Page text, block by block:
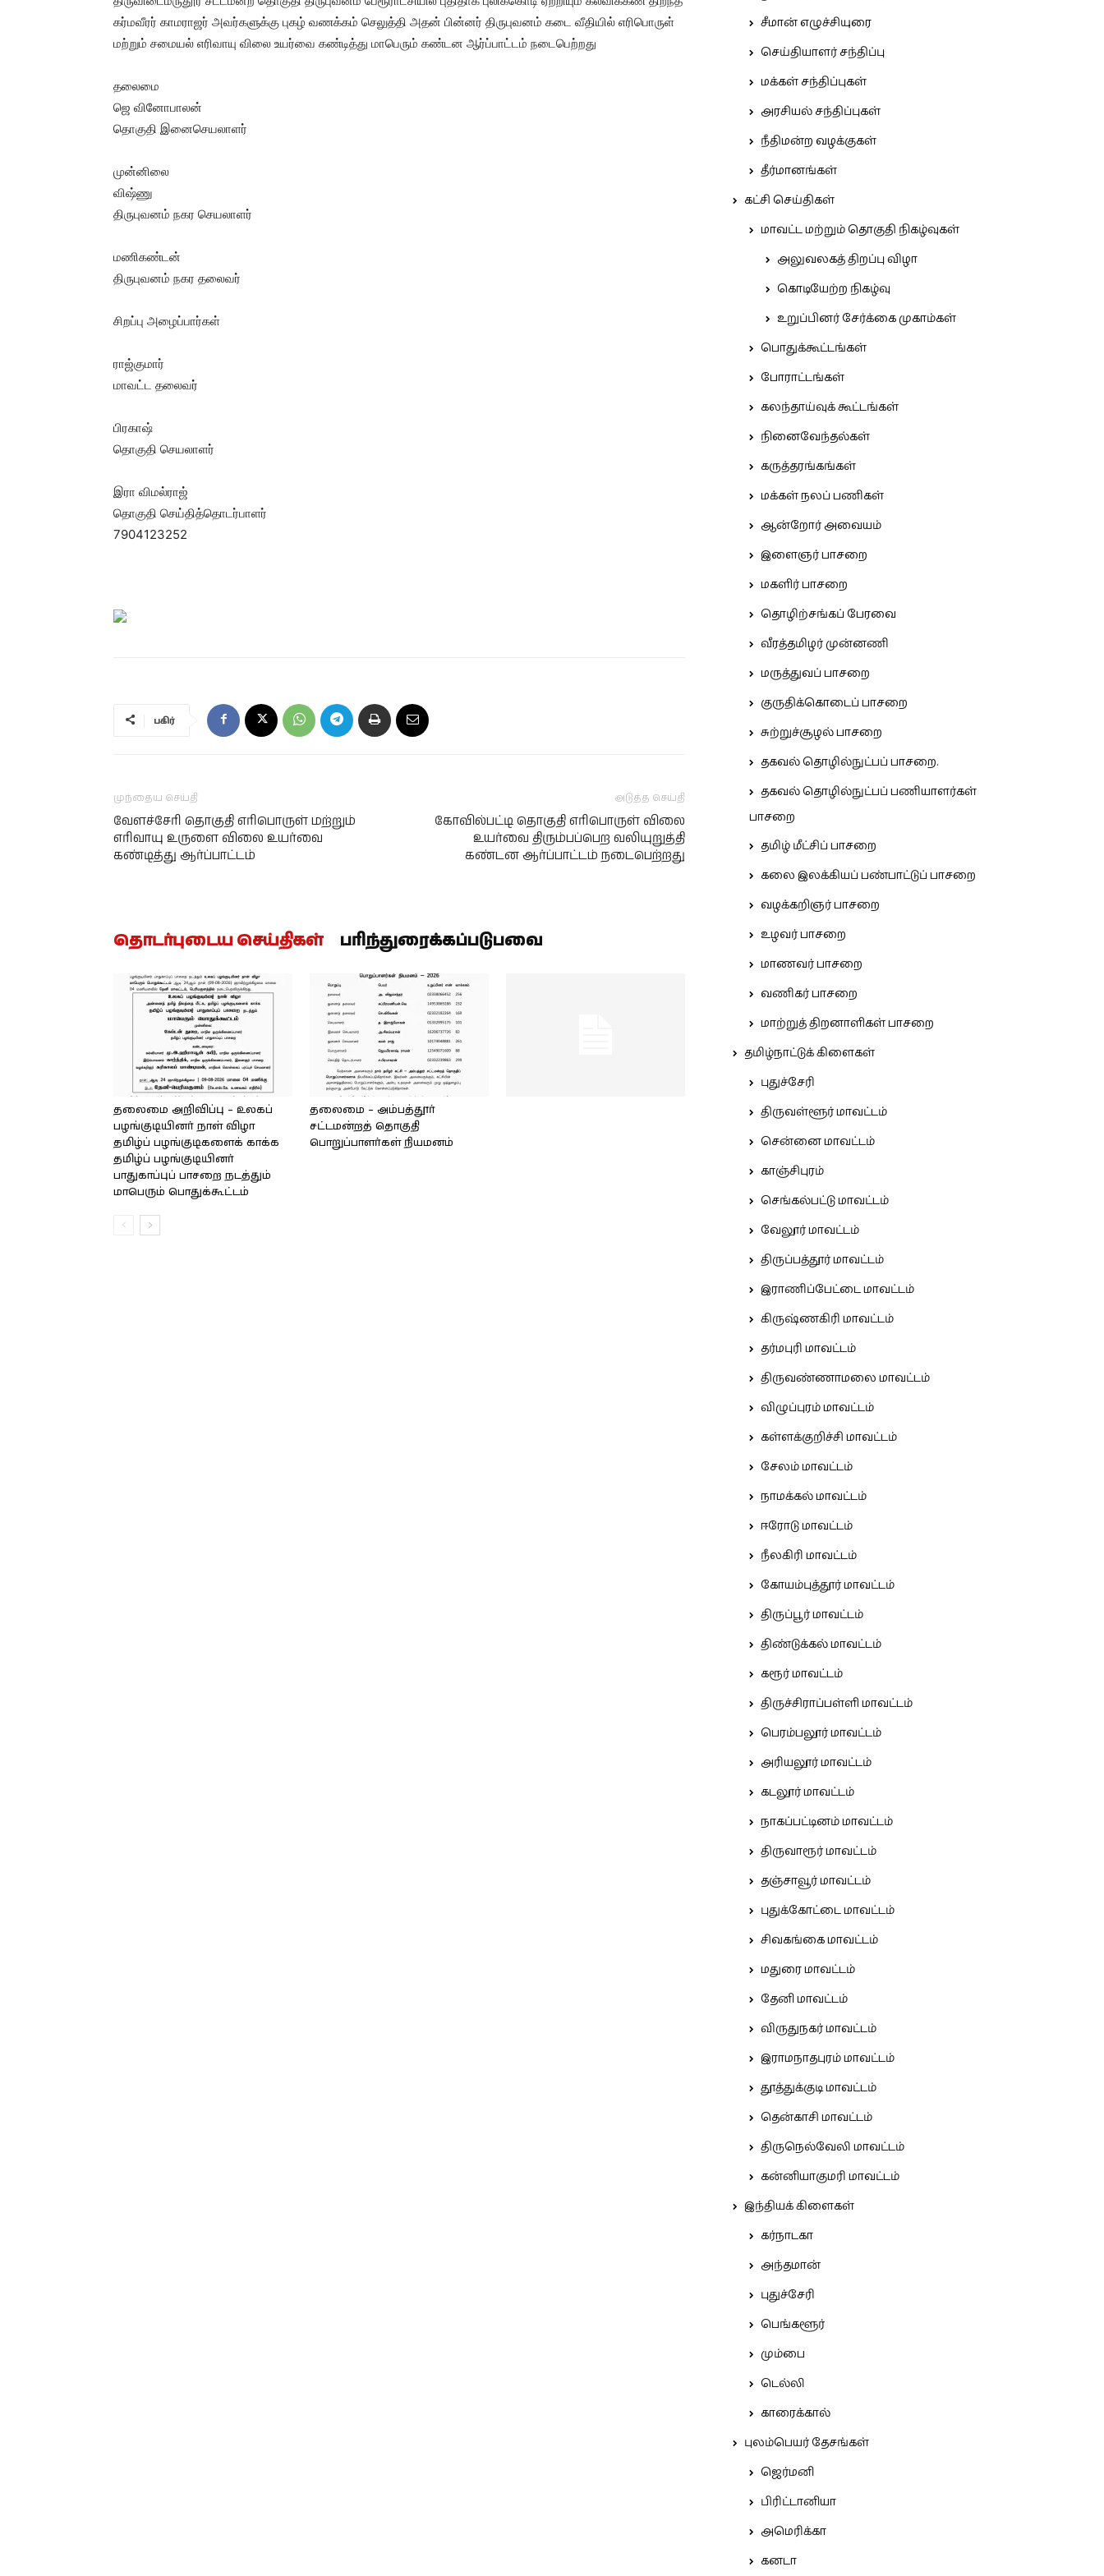
கர்மவீரர் காமராஜர் அவர்களுக்கு புகழ் வணக்கம் செலுத்தி அதன் பின்னர் திருபுவனம் கடை வீதியில் எரிபொருள்
மற்றும் சமையல் எரிவாயு விலை உயர்வை கண்டித்து மாபெரும் கண்டன ஆர்ப்பாட்டம் நடைபெற்றது
தலைமை
ஜெ வினோபாலன்
தொகுதி இனைசெயலாளர்
முன்னிலை
விஷ்ணு
திருபுவனம் நகர செயலாளர்
மணிகண்டன்
திருபுவனம் நகர தலைவர்
சிறப்பு அழைப்பார்கள்
ராஜ்குமார்
மாவட்ட தலைவர்
பிரகாஷ்
தொகுதி செயலாளர்
இரா விமல்ராஜ்
தொகுதி செய்தித்தொடர்பாளர்
7904123252
பகிர்
முந்தைய செய்தி
வேளச்சேரி தொகுதி எரிபொருள் மற்றும்
எரிவாயு உருளை விலை உயர்வை
கண்டித்து ஆர்ப்பாட்டம்
அடுத்த செய்தி
கோவில்பட்டி தொகுதி எரிபொருள் விலை
உயர்வை திரும்பப்பெற வலியுறுத்தி
கண்டன ஆர்ப்பாட்டம் நடைபெற்றது
தொடர்புடைய செய்திகள் பரிந்துரைக்கப்படுபவை
தலைமை அறிவிப்பு – உலகப்
பழங்குடியினர் நாள் விழா
தமிழ்ப் பழங்குடிகளைக் காக்க
தமிழ்ப் பழங்குடியினர்
பாதுகாப்புப் பாசறை நடத்தும்
மாபெரும் பொதுக்கூட்டம்
தலைமை – அம்பத்தூர்
சட்டமன்றத் தொகுதி
பொறுப்பாளர்கள் நியமனம்
சீமான் எழுச்சியுரை
செய்தியாளர் சந்திப்பு
மக்கள் சந்திப்புகள்
அரசியல் சந்திப்புகள்
நீதிமன்ற வழக்குகள்
தீர்மானங்கள்
கட்சி செய்திகள்
மாவட்ட மற்றும் தொகுதி நிகழ்வுகள்
அலுவலகத் திறப்பு விழா
கொடியேற்ற நிகழ்வு
உறுப்பினர் சேர்க்கை முகாம்கள்
பொதுக்கூட்டங்கள்
போராட்டங்கள்
கலந்தாய்வுக் கூட்டங்கள்
நினைவேந்தல்கள்
கருத்தரங்கங்கள்
மக்கள் நலப் பணிகள்
ஆன்றோர் அவையம்
இளைஞர் பாசறை
மகளிர் பாசறை
தொழிற்சங்கப் பேரவை
வீரத்தமிழர் முன்னணி
மருத்துவப் பாசறை
குருதிக்கொடைப் பாசறை
சுற்றுச்சூழல் பாசறை
தகவல் தொழில்நுட்பப் பாசறை.
தகவல் தொழில்நுட்பப் பணியாளர்கள்
பாசறை
தமிழ் மீட்சிப் பாசறை
கலை இலக்கியப் பண்பாட்டுப் பாசறை
வழக்கறிஞர் பாசறை
உழவர் பாசறை
மாணவர் பாசறை
வணிகர் பாசறை
மாற்றுத் திறனாளிகள் பாசறை
தமிழ்நாட்டுக் கிளைகள்
புதுச்சேரி
திருவள்ளூர் மாவட்டம்
சென்னை மாவட்டம்
காஞ்சிபுரம்
செங்கல்பட்டு மாவட்டம்
வேலூர் மாவட்டம்
திருப்பத்தூர் மாவட்டம்
இராணிப்பேட்டை மாவட்டம்
கிருஷ்ணகிரி மாவட்டம்
தர்மபுரி மாவட்டம்
திருவண்ணாமலை மாவட்டம்
விழுப்புரம் மாவட்டம்
கள்ளக்குறிச்சி மாவட்டம்
சேலம் மாவட்டம்
நாமக்கல் மாவட்டம்
ஈரோடு மாவட்டம்
நீலகிரி மாவட்டம்
கோயம்புத்தூர் மாவட்டம்
திருப்பூர் மாவட்டம்
திண்டுக்கல் மாவட்டம்
கரூர் மாவட்டம்
திருச்சிராப்பள்ளி மாவட்டம்
பெரம்பலூர் மாவட்டம்
அரியலூர் மாவட்டம்
கடலூர் மாவட்டம்
நாகப்பட்டினம் மாவட்டம்
திருவாரூர் மாவட்டம்
தஞ்சாவூர் மாவட்டம்
புதுக்கோட்டை மாவட்டம்
சிவகங்கை மாவட்டம்
மதுரை மாவட்டம்
தேனி மாவட்டம்
விருதுநகர் மாவட்டம்
இராமநாதபுரம் மாவட்டம்
தூத்துக்குடி மாவட்டம்
தென்காசி மாவட்டம்
திருநெல்வேலி மாவட்டம்
கன்னியாகுமரி மாவட்டம்
இந்தியக் கிளைகள்
கர்நாடகா
அந்தமான்
புதுச்சேரி
பெங்களூர்
மும்பை
டெல்லி
காரைக்கால்
புலம்பெயர் தேசங்கள்
ஜெர்மனி
பிரிட்டானியா
அமெரிக்கா
கனடா